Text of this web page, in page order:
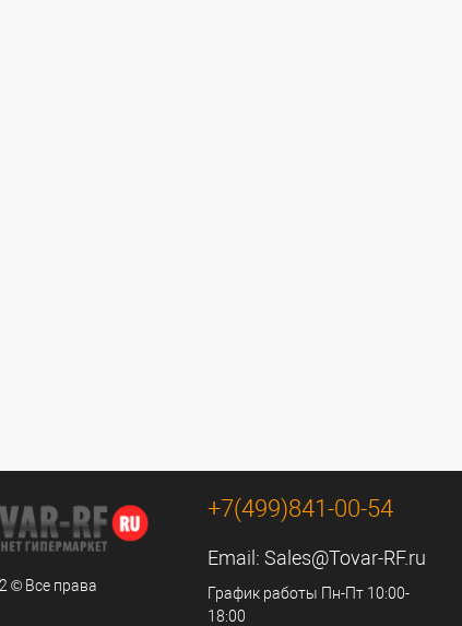
© Все права
+7(499)841-00-54
Email: Sales@Tovar-RF.ru
График работы Пн-Пт 10:00-
18:00